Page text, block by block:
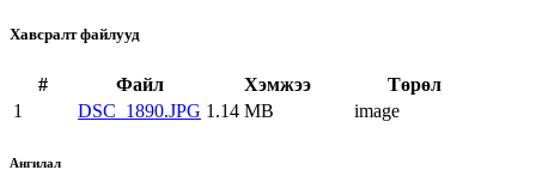
Хавсралт файлууд
# Файл Хэмжээ
Төрөл
1
DSC_1890.JPG 1.14 MB image
Ангилал